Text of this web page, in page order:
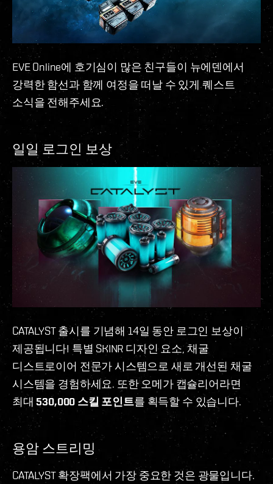
EVE Online에 호기심이 많은 친구들이 뉴에덴에서
강력한 함선과 함께 여정을 떠날 수 있게 퀘스트
소식을 전해주세요.
일일 로그인 보상
CATALYST 출시를 기념해 14일 동안 로그인 보상이
제공됩니다! 특별 SKINR 디자인 요소, 채굴
디스트로이어 전문가 시스템으로 새로 개선된 채굴
시스템을 경험하세요. 또한 오메가 캡슐리어라면
최대530,000 스킬 포인트를 획득할 수 있습니다.
용암 스트리밍
CATALYST 확장팩에서 가장 중요한 것은 광물입니다.